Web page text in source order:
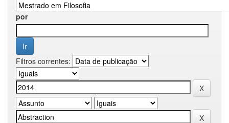
por
Filtros correntes: